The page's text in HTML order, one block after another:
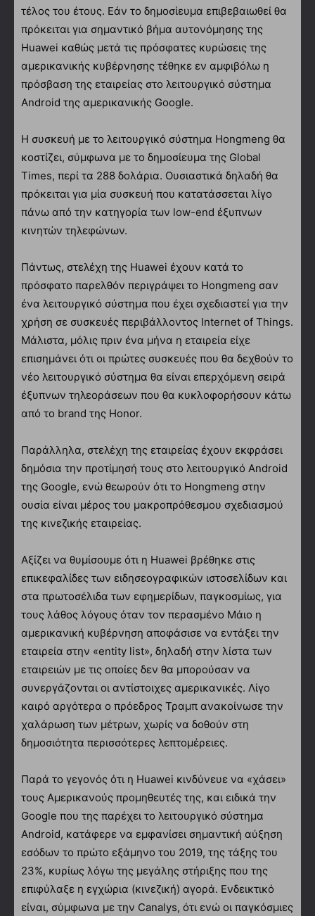
τέλος του έτους. Εάν το δημοσίευμα επιβεβαιωθεί θα
πρόκειται για σημαντικό βήμα αυτονόμησης της
Huawei καθώς μετά τις πρόσφατες κυρώσεις της
αμερικανικής κυβέρνησης τέθηκε εν αμφιβόλω η
πρόσβαση της εταιρείας στο λειτουργικό σύστημα
Android της αμερικανικής Google.
Η συσκευή με το λειτουργικό σύστημα Hongmeng θα
κοστίζει, σύμφωνα με το δημοσίευμα της Global
Times, περί τα 288 δολάρια. Ουσιαστικά δηλαδή θα
πρόκειται για μία συσκευή που κατατάσσεται λίγο
πάνω από την κατηγορία των low-end έξυπνων
κινητών τηλεφώνων.
Πάντως, στελέχη της Huawei έχουν κατά το
πρόσφατο παρελθόν περιγράψει το Hongmeng σαν
ένα λειτουργικό σύστημα που έχει σχεδιαστεί για την
χρήση σε συσκευές περιβάλλοντος Internet of Things.
Μάλιστα, μόλις πριν ένα μήνα η εταιρεία είχε
επισημάνει ότι οι πρώτες συσκευές που θα δεχθούν το
νέο λειτουργικό σύστημα θα είναι επερχόμενη σειρά
έξυπνων τηλεοράσεων που θα κυκλοφορήσουν κάτω
από το brand της Honor.
Παράλληλα, στελέχη της εταιρείας έχουν εκφράσει
δημόσια την προτίμησή τους στο λειτουργικό Android
της Google, ενώ θεωρούν ότι το Hongmeng στην
ουσία είναι μέρος του μακροπρόθεσμου σχεδιασμού
της κινεζικής εταιρείας.
Αξίζει να θυμίσουμε ότι η Huawei βρέθηκε στις
επικεφαλίδες των ειδησεογραφικών ιστοσελίδων και
στα πρωτοσέλιδα των εφημερίδων, παγκοσμίως, για
τους λάθος λόγους όταν τον περασμένο Μάιο η
αμερικανική κυβέρνηση αποφάσισε να εντάξει την
εταιρεία στην «entity list», δηλαδή στην λίστα των
εταιρειών με τις οποίες δεν θα μπορούσαν να
συνεργάζονται οι αντίστοιχες αμερικανικές. Λίγο
καιρό αργότερα ο πρόεδρος Τραμπ ανακοίνωσε την
χαλάρωση των μέτρων, χωρίς να δοθούν στη
δημοσιότητα περισσότερες λεπτομέρειες.
Παρά το γεγονός ότι η Huawei κινδύνευε να «χάσει»
τους Αμερικανούς προμηθευτές της, και ειδικά την
Google που της παρέχει το λειτουργικό σύστημα
Android, κατάφερε να εμφανίσει σημαντική αύξηση
εσόδων το πρώτο εξάμηνο του 2019, της τάξης του
23%, κυρίως λόγω της μεγάλης στήριξης που της
επιφύλαξε η εγχώρια (κινεζική) αγορά. Ενδεικτικό
είναι, σύμφωνα με την Canalys, ότι ενώ οι παγκόσμιες